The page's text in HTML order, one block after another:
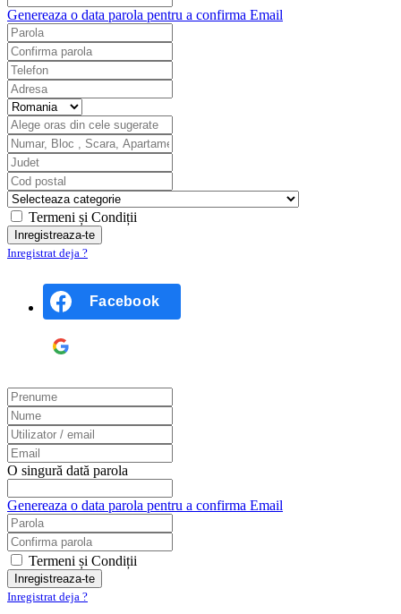
Genereaza o data parola pentru a confirma Email
Termeni și Condiții
Inregistrat deja ?
Facebook
O singură dată parola
Genereaza o data parola pentru a confirma Email
Termeni și Condiții
Inregistrat deja ?